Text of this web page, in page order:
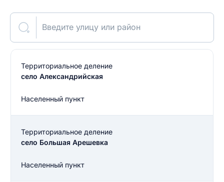
Введите улицу или район
Территориальное деление
село Александрийская
Населенный пункт
Территориальное деление
село Большая Арешевка
Населенный пункт